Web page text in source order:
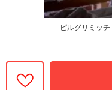
ピルグリミッ